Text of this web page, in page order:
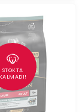
STOKTA
KALMADI!